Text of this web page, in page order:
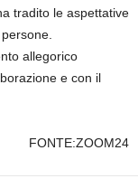
tradito le aspettative
allegorico
e con il
FONTE:ZOOM24